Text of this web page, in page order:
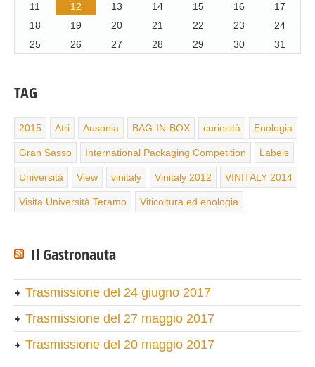
11
12 13 14 15 16
17
18
19 20 21 22 23
24
25
26 27 28 29 30 31
TAG
2015 Atri Ausonia BAG-IN-BOX curiosità Enologia
Gran Sasso International Packaging Competition Labels
Università View vinitaly Vinitaly 2012 VINITALY 2014
Visita Università Teramo Viticoltura ed enologia
Il Gastronauta
Trasmissione del 24 giugno 2017
Trasmissione del 27 maggio 2017
Trasmissione del 20 maggio 2017